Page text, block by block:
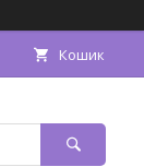
Кошик